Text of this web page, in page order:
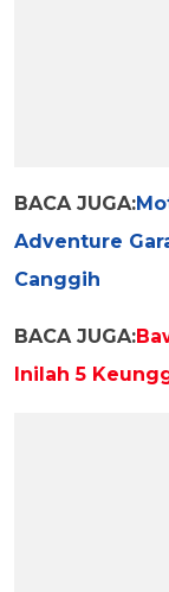
BACA JUGA:
Adventure
Canggih
BACA JUGA:
Inilah 5